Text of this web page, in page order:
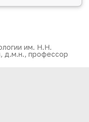
им. Н.Н.
д.м.н., профессор